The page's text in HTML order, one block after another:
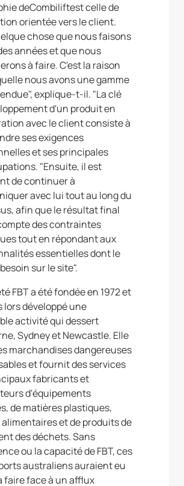
deCombiliftest celle de
orientée vers le client.
chose que nous faisons
années et que nous
à faire. C'est la raison
nous avons une gamme
explique-t-il. "La clé
d'un produit en
avec le client consiste à
ses exigences
et ses principales
"Ensuite, il est
de continuer à
avec lui tout au long du
afin que le résultat final
des contraintes
tout en répondant aux
essentielles dont le
sur le site".
FBT a été fondée en 1972 et
lors développé une
activité qui dessert
Sydney et Newcastle. Elle
marchandises dangereuses
et fournit des services
fabricants et
d'équipements
de matières plastiques,
et de produits de
des déchets. Sans
ou la capacité de FBT, ces
australiens auraient eu
faire face à un afflux